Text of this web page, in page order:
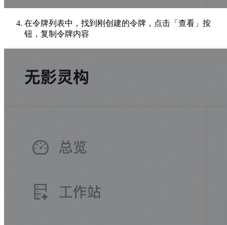
在令牌列表中，找到刚创建的令牌，点击「查看」按
钮，复制令牌内容